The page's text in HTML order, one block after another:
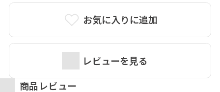
お気に入りに追加
レビューを見る
商品レビュー